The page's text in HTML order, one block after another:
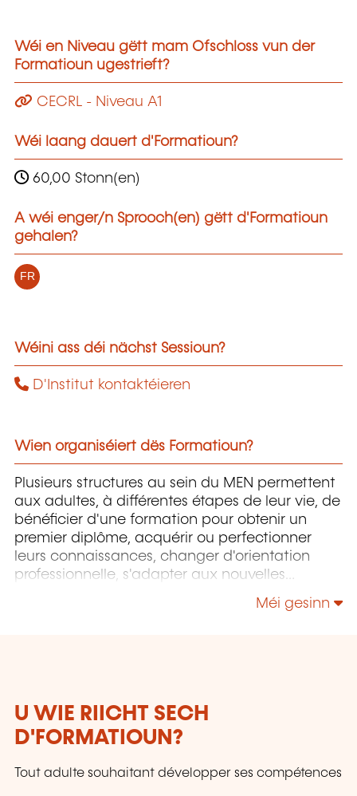
Wéi en Niveau gëtt mam Ofschloss vun der
Formatioun ugestrieft?
CECRL - Niveau A1
Wéi laang dauert d'Formatioun?
60,00 Stonn(en)
A wéi enger/n Sprooch(en) gëtt d'Formatioun
gehalen?
FR
Wéini ass déi nächst Sessioun?
D'Institut kontaktéieren
Wien organiséiert dës Formatioun?
Plusieurs structures au sein du MEN permettent
aux adultes, à différentes étapes de leur vie, de
bénéficier d'une formation pour obtenir un
premier diplôme, acquérir ou perfectionner
leurs connaissances, changer d'orientation
professionnelle, s'adapter aux nouvelles
technologies, enrichir leur culture personnelle...
Méi gesinn
U WIE RIICHT SECH
D'FORMATIOUN?
Tout adulte souhaitant développer ses compétences